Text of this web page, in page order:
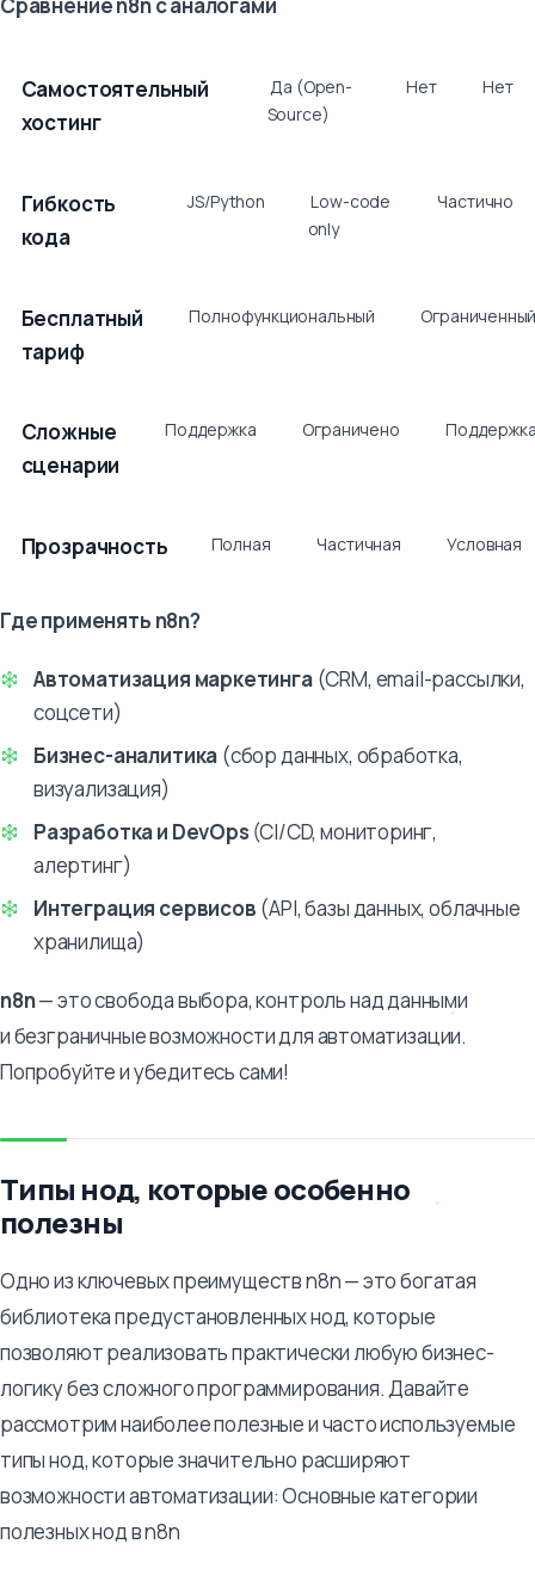
Сравнение n8n с аналогами
Критерий n8n Zapier
Make
(Integromat)
Самостоятельный
хостинг
Да (Open-
Source)
Нет Нет
Гибкость
кода
JS/Python
Low-code
only
Частично
Бесплатный
тариф
Полнофункциональный
Сложные
сценарии
Поддержка Ограничено
Прозрачность Полная Частичная Условная
Где применять n8n?
Автоматизация маркетинга(CRM, email-рассылки,
соцсети)
Бизнес-аналитика (сбор данных, обработка,
визуализация)
Разработка и DevOps (CI/CD, мониторинг,
алертинг)
Интеграция сервисов (API, базы данных, облачные
хранилища)
n8n— это свобода выбора, контроль над данными
и безграничные возможности для автоматизации.
Попробуйте и убедитесь сами!
Типы нод, которые особенно
полезны
Одно из ключевых преимуществ n8n — это богатая
библиотека предустановленных нод, которые
позволяют реализовать практически любую бизнес-
логику без сложного программирования. Давайте
рассмотрим наиболее полезные и часто используемые
типы нод, которые значительно расширяют
возможности автоматизации: Основные категории
полезных нод в n8n